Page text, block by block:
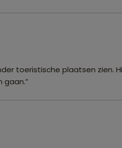
toeristische plaatsen zien.
gaan.”